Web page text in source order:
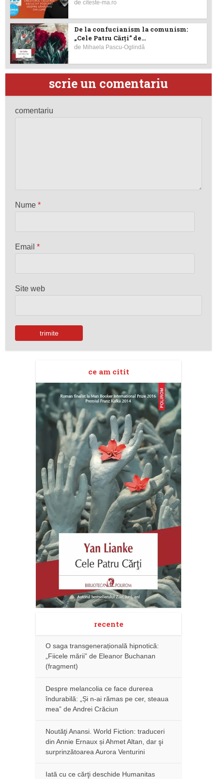
deciteste-ma.ro
De la confucianism la comunism:
„Cele Patru Cărți” de...
de Mihaela Pascu-Oglindă
scrie un comentariu
comentariu
Nume*
Email*
Site web
ce am citit
recente
O saga transgenerațională hipnotică:
„Fiicele mării” de Eleanor Buchanan
(fragment)
Despre melancolia ce face durerea
îndurabilă: „Și n-ai rămas pe cer, steaua
mea” de Andrei Crăciun
Noutăţi Anansi. World Fiction: traduceri
din Annie Ernaux și Ahmet Altan, dar şi
surprinzătoarea Aurora Venturini
Iată cu ce cărţi deschide Humanitas